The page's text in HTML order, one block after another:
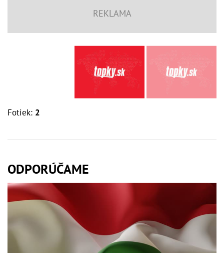
Fotiek: 2
ODPORÚČAME